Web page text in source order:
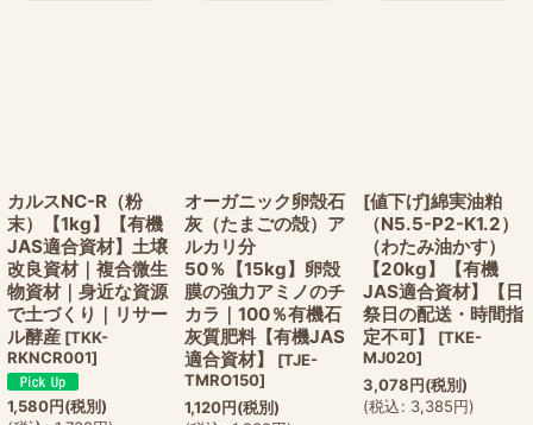
カルスNC-R（粉
末）【1kg】【有機
JAS適合資材】土壌
改良資材｜複合微生
物資材｜身近な資源
で土づくり｜リサー
ル酵産 [TKK-
RKNCR001]
1,580円(税別)
オーガニック卵殻石
灰（たまごの殻）ア
ルカリ分
50％【15kg】卵殻
膜の強力アミノのチ
カラ｜100％有機石
灰質肥料【有機JAS
適合資材】
[TJE-
TMRO150]
1,120円(税別)
[値下げ]綿実油粕
（N5.5-P2-K1.2）
（わたみ油かす）
【20kg】【有機
JAS適合資材】【日
祭日の配送・時間指
定不可】
[TKE-
MJ020]
3,078円(税別)
(税込: 3,385円)